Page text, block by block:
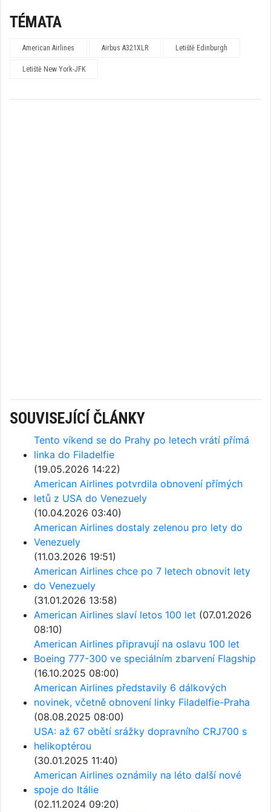
TÉMATA
American Airlines Airbus A321XLR Letiště Edinburgh
Letiště New York-JFK
SOUVISEJÍCÍ ČLÁNKY
Tento víkend se do Prahy po letech vrátí přímá
linka do Filadelfie
(19.05.2026 14:22)
American Airlines potvrdila obnovení přímých
letů z USA do Venezuely
(10.04.2026 03:40)
American Airlines dostaly zelenou pro lety do
Venezuely
(11.03.2026 19:51)
American Airlines chce po 7 letech obnovit lety
do Venezuely
(31.01.2026 13:58)
American Airlines slaví letos 100 let (07.01.2026
08:10)
American Airlines připravují na oslavu 100 let
Boeing 777-300 ve speciálním zbarvení Flagship
(16.10.2025 08:00)
American Airlines představily 6 dálkových
novinek, včetně obnovení linky Filadelfie-Praha
(08.08.2025 08:00)
USA: až 67 obětí srážky dopravního CRJ700 s
helikoptérou
(30.01.2025 11:40)
American Airlines oznámily na léto další nové
spoje do Itálie
(02.11.2024 09:20)